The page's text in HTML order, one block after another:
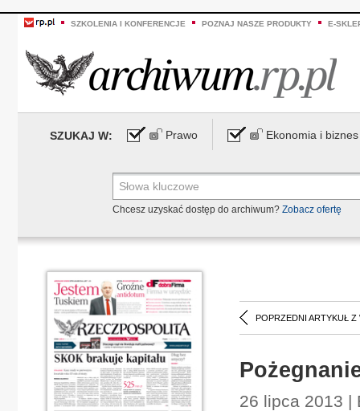
SZKOLENIA I KONFERENCJE POZNAJ NASZE PRODUKTY E-
SZUKAJ W: Prawo Ekonomia i biznes
Chcesz uzyskać dostęp do archiwum? Zobacz ofertę
POPRZEDNI ARTYKUŁ Z
26 lipca 2013 |